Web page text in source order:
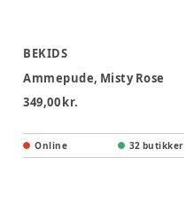
BEKIDS
Ammepude, Misty Rose
349,00 kr.
Online 32 butikker